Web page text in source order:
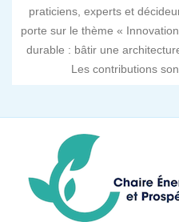
praticiens, experts et
porte sur le thème «
durable : bâtir une
Les contributions